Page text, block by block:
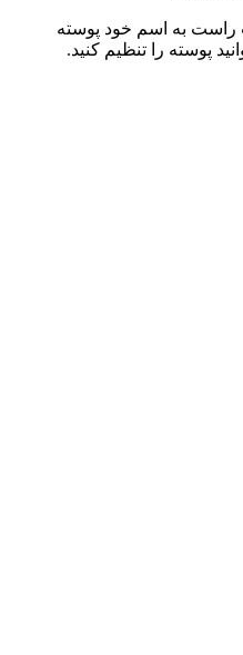
به اسم خود پوسته
پوسته را تنظیم کنید.